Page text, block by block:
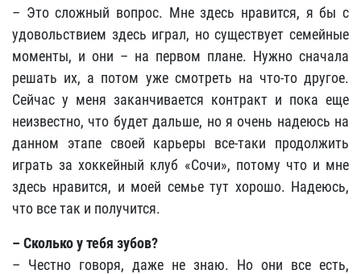
– Это сложный вопрос. Мне здесь нравится, я бы с
удовольствием здесь играл, но существует семейные
моменты, и они – на первом плане. Нужно сначала
решать их, а потом уже смотреть на что-то другое.
Сейчас у меня заканчивается контракт и пока еще
неизвестно, что будет дальше, но я очень надеюсь на
данном этапе своей карьеры все-таки продолжить
играть за хоккейный клуб «Сочи», потому что и мне
здесь нравится, и моей семье тут хорошо. Надеюсь,
что все так и получится.
– Сколько у тебя зубов?
– Честно говоря, даже не знаю. Но они все есть,